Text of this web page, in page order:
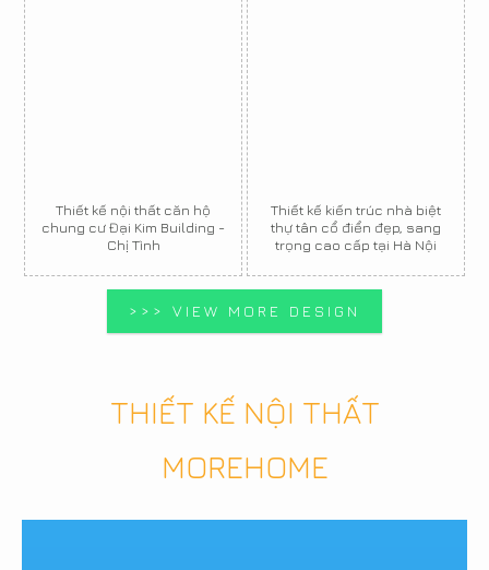
Thiết kế nội thất căn hộ
chung cư Đại Kim Building -
Chị Tình
Thiết kế kiến trúc nhà biệt
thự tân cổ điển đẹp, sang
trọng cao cấp tại Hà Nội
>>> VIEW MORE DESIGN
THIẾT KẾ NỘI THẤT
MOREHOME